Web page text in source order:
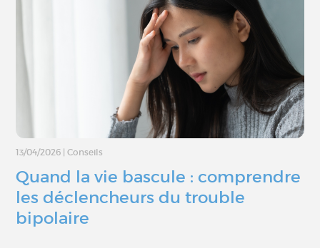
13/04/2026 | Conseils
Quand la vie bascule : comprendre
les déclencheurs du trouble
bipolaire